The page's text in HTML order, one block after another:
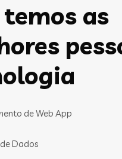
temos as
de Web App
Dados